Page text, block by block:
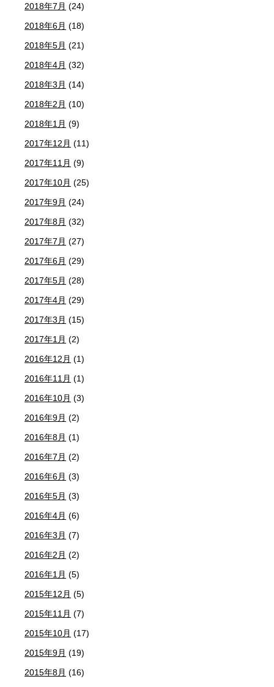
2018年7月 (24)
2018年6月 (18)
2018年5月 (21)
2018年4月 (32)
2018年3月 (14)
2018年2月 (10)
2018年1月 (9)
2017年12月 (11)
2017年11月 (9)
2017年10月 (25)
2017年9月 (24)
2017年8月 (32)
2017年7月 (27)
2017年6月 (29)
2017年5月 (28)
2017年4月 (29)
2017年3月 (15)
2017年1月 (2)
2016年12月 (1)
2016年11月 (1)
2016年10月 (3)
2016年9月 (2)
2016年8月 (1)
2016年7月 (2)
2016年6月 (3)
2016年5月 (3)
2016年4月 (6)
2016年3月 (7)
2016年2月 (2)
2016年1月 (5)
2015年12月 (5)
2015年11月 (7)
2015年10月 (17)
2015年9月 (19)
2015年8月 (16)